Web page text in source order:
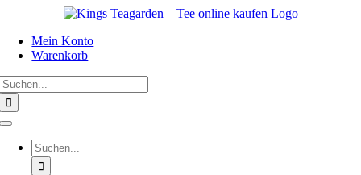
springenMein Konto
Warenkorb
Toggle
Navigation
Suche
nach: